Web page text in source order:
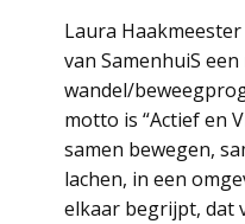
Laura
van SamenhuiS
wandel/
motto is “Actief en
samen bewegen,
lachen, in een
elkaar begrijpt, dat